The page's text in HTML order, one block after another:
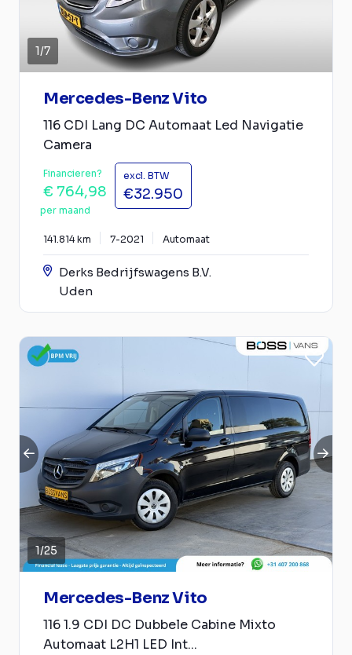
1/7
Mercedes-Benz Vito
116 CDI Lang DC Automaat Led Navigatie
Camera
Financieren?
€ 764,98
per maand
excl. BTW
€32.950
141.814 km 7-2021 Automaat
Derks Bedrijfswagens B.V.
Uden
1/25
Mercedes-Benz Vito
116 1.9 CDI DC Dubbele Cabine Mixto
Automaat L2H1 LED Int...